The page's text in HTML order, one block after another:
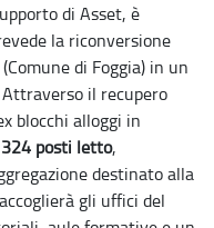
di Asset, è
la riconversione
di Foggia) in un
il recupero
blocchi alloggi in
324 posti letto,
destinato alla
gli uffici del